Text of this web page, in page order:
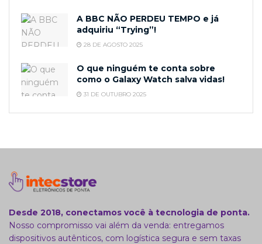
A BBC NÃO PERDEU TEMPO e já
adquiriu “Trying”!
28 DE AGOSTO 2025
O que ninguém te conta sobre
como o Galaxy Watch salva vidas!
31 DE OUTUBRO 2025
Desde 2018, conectamos você à tecnologia de ponta.
Nosso compromisso vai além da venda: entregamos
dispositivos autênticos, com logística segura e sem taxas